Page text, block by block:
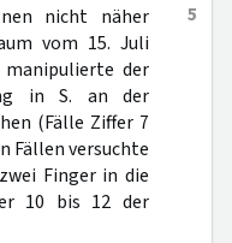
5
nicht näher
vom 15. Juli
manipulierte der
in S. an der
(Fälle Ziffer 7
Fällen versuchte
Finger in die
10 bis 12 der